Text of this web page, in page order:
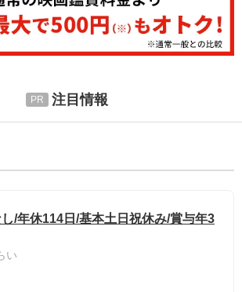
注目情報
/年休114日/基本土日祝休み/賞与年3
い